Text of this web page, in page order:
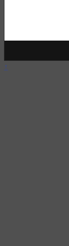
↑